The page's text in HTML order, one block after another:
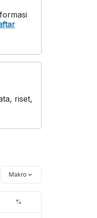
riset,
Makro
%